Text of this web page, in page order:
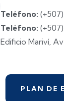
Teléfono:
Teléfono:
Edificio Mariví,
PLAN DE